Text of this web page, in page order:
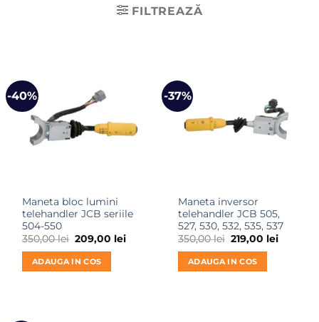
FILTREAZĂ
-40%
Maneta bloc lumini
telehandler JCB seriile
504-550
350,00lei Prețul
inițial
a
fost:
350,00 lei.
209,00 leiPrețul
ADAUGA IN COS
-37%
Maneta inversor
telehandler JCB 505,
527, 530, 532, 535, 537
350,00lei Prețul
inițial
a
fost:
350,00 lei.
219,00 leiPrețul
ADAUGA IN COS